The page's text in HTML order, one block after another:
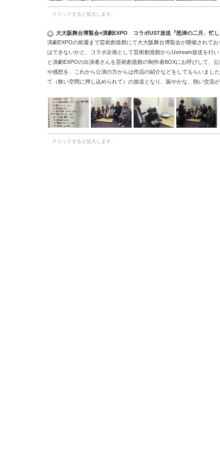
クリックすると拡大します。
大大阪舞台博覧会×演劇EXPO コラボUST放送『怒涛の二月、忙
演劇 EXPOの前週まで芸術創造館にて大大阪舞台博覧会が開催されて
はできないかと、コラボ企画として芸術創造館からUstream放送を行い
と演劇 EXPOの出演者さんを芸術創造館の制作者BOXにお呼びして、
や感想を、これから公演の方からは作品の紹介などをしてもらいまし
て（狭い空間に押し込められて）の放送となり、賑やかな、熱い交流
クリックすると拡大します。